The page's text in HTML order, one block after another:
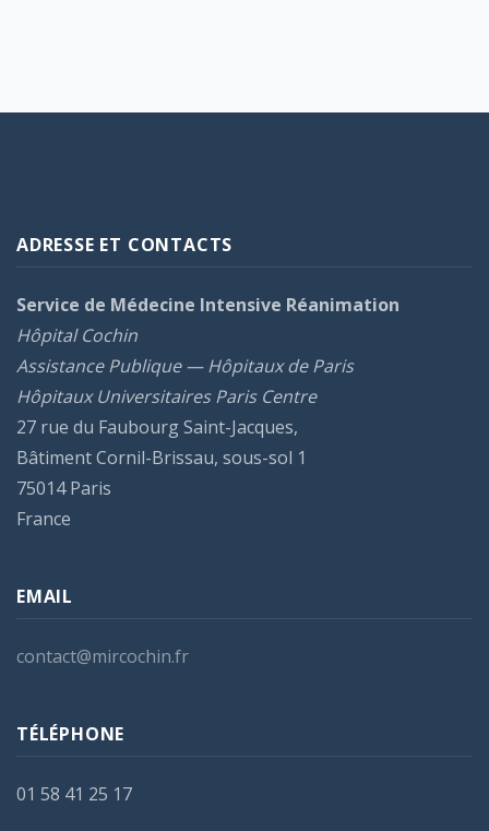
ADRESSE ET CONTACTS
Service de Médecine Intensive Réanimation
Hôpital Cochin
Assistance Publique — Hôpitaux de Paris
Hôpitaux Universitaires Paris Centre
27 rue du Faubourg Saint-Jacques,
Bâtiment Cornil-Brissau, sous-sol 1
75014 Paris
France
EMAIL
contact@mircochin.fr
TÉLÉPHONE
01 58 41 25 17